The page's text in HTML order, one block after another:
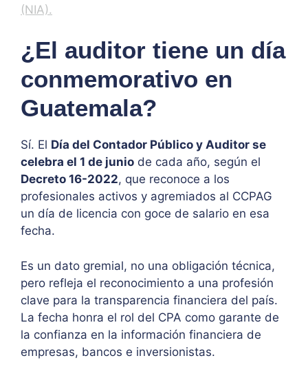
(NIA).
¿El auditor tiene un día
conmemorativo en
Guatemala?
Sí. El Día del Contador Público y Auditor se
celebra el 1 de junio de cada año, según el
Decreto 16-2022, que reconoce a los
profesionales activos y agremiados al CCPAG
un día de licencia con goce de salario en esa
fecha.
Es un dato gremial, no una obligación técnica,
pero refleja el reconocimiento a una profesión
clave para la transparencia financiera del país.
La fecha honra el rol del CPA como garante de
la confianza en la información financiera de
empresas, bancos e inversionistas.